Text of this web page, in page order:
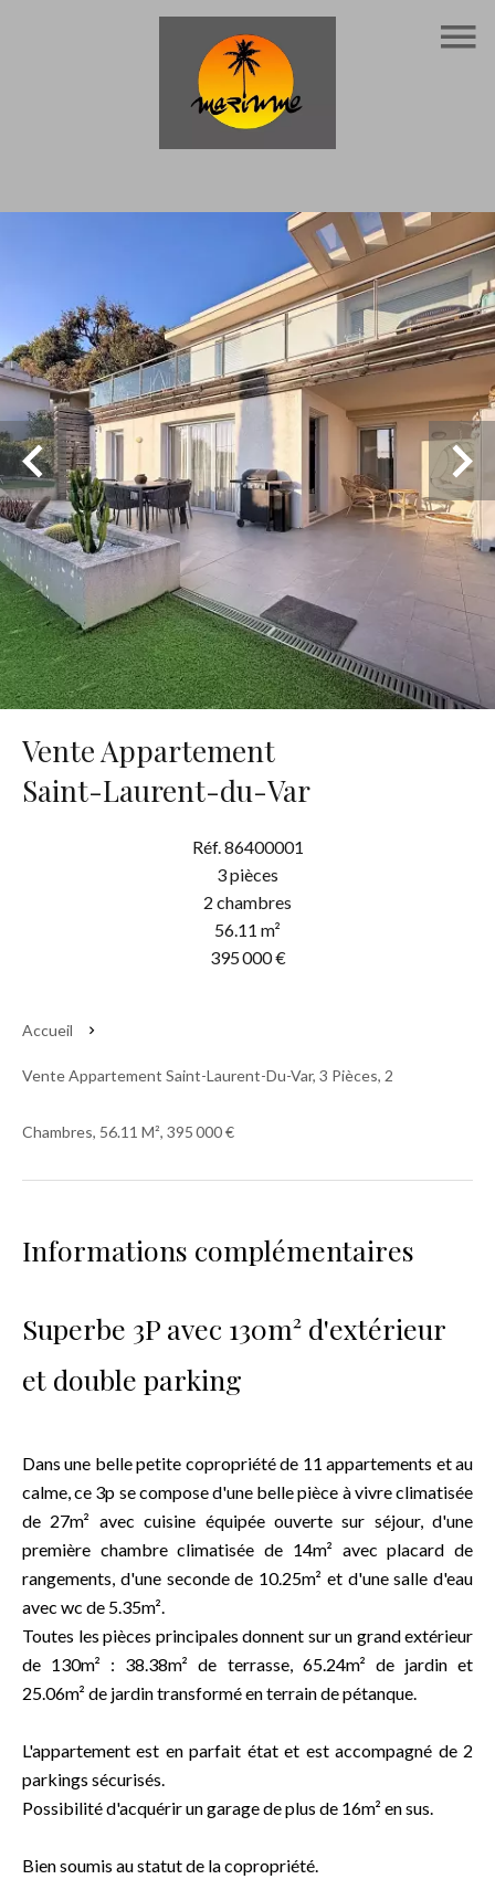
Vente Appartement
Saint-Laurent-du-Var
Réf. 86400001
3 pièces
2 chambres
56.11 m²
395 000 €
Accueil
Vente Appartement Saint-Laurent-Du-Var, 3 Pièces, 2
Chambres, 56.11 M², 395 000 €
Informations complémentaires
Superbe 3P avec 130m² d'extérieur
et double parking
Dans une belle petite copropriété de 11 appartements et au
calme, ce 3p se compose d'une belle pièce à vivre climatisée
de 27m² avec cuisine équipée ouverte sur séjour, d'une
première chambre climatisée de 14m² avec placard de
rangements, d'une seconde de 10.25m² et d'une salle d'eau
avec wc de 5.35m².
Toutes les pièces principales donnent sur un grand extérieur
de 130m² : 38.38m² de terrasse, 65.24m² de jardin et
25.06m² de jardin transformé en terrain de pétanque.
L'appartement est en parfait état et est accompagné de 2
parkings sécurisés.
Possibilité d'acquérir un garage de plus de 16m² en sus.
Bien soumis au statut de la copropriété.